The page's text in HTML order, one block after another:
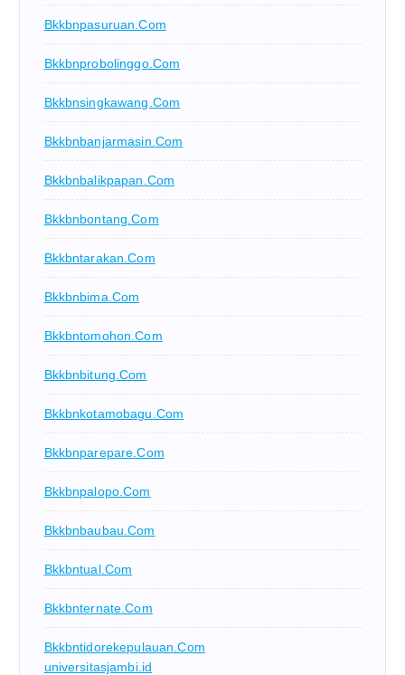
Bkkbnpasuruan.com
Bkkbnprobolinggo.com
Bkkbnsingkawang.com
Bkkbnbanjarmasin.com
Bkkbnbalikpapan.com
Bkkbnbontang.com
Bkkbntarakan.com
Bkkbnbima.com
Bkkbntomohon.com
Bkkbnbitung.com
Bkkbnkotamobagu.com
Bkkbnparepare.com
Bkkbnpalopo.com
Bkkbnbaubau.com
Bkkbntual.com
Bkkbnternate.com
Bkkbntidorekepulauan.com
universitasjambi.id